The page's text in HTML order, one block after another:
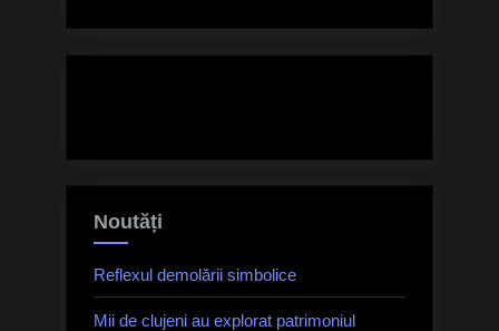
Noutăți
Reflexul demolării simbolice
Mii de clujeni au explorat patrimoniul